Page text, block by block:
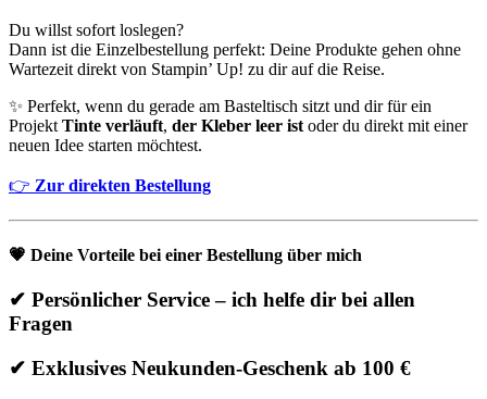
Du willst sofort loslegen?
Dann ist die Einzelbestellung perfekt: Deine Produkte gehen ohne
Wartezeit direkt von Stampin’ Up! zu dir auf die Reise.
✨ Perfekt, wenn du gerade am Basteltisch sitzt und dir für ein
ProjektTinte verläuft, der Kleber leer istoder du direkt mit einer
neuen Idee starten möchtest.
👉 Zur direkten Bestellung
💗 Deine Vorteile bei einer Bestellung über mich
✔ Persönlicher Service – ich helfe dir bei allen
Fragen
✔ Exklusives Neukunden-Geschenk ab 100 €